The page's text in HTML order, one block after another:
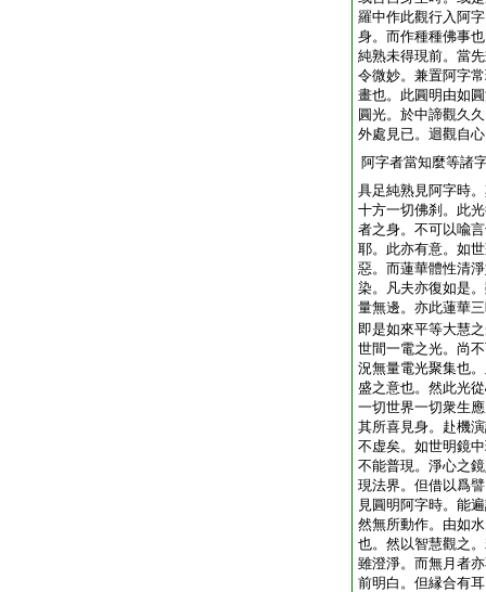
羅中作此觀行入阿
身。而作種種佛事
純熟未得現前。當
令微妙。兼置阿字
畫也。此圓明由如
圓光。於中諦觀久
外處見已。迴觀自
阿字者當知麼等諸
具足純熟見阿字時
十方一切佛刹。此
者之身。不可以喩
耶。此亦有意。如
惡。而蓮華體性清
染。凡夫亦復如是
量無邊。亦此蓮華
即是如來平等大慧
世間一電之光。尚
況無量電光聚集也
盛之意也。然此光
一切世界一切衆生
其所喜見身。赴機
不虚矣。如世明鏡
不能普現。淨心之
現法界。但借以爲
見圓明阿字時。能
然無所動作。由如
也。然以智慧觀之
雖澄淨。而無月者
前明白。但縁合有